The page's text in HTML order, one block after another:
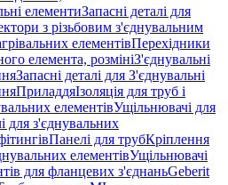
елементиЗапасні деталі для
з різьбовим з'єднувальним
елементівПерехідники
елемента, розмініЗ'єднувальні
Запасні деталі для З'єднувальні
ПриладдяІзоляція для труб і
елементівУщільнювачі для
для з'єднувальних
Панелі для трубКріплення
елементівУщільнювачі
для фланцевих з'єднаньGeberit